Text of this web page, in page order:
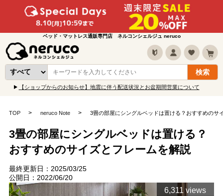
ベッド・マットレス通販専門店 ネルコンシェルジュ neruco
【ショップからのお知らせ】地震に伴う配送状況とお盆期間営業について
TOP neruco Note 3畳の部屋にシングルベッドは置ける？おすすめのサ
3畳の部屋にシングルベッドは置ける？
おすすめのサイズとフレームを解説
最終更新日：2025/03/25
公開日：2022/06/20
6,311 views